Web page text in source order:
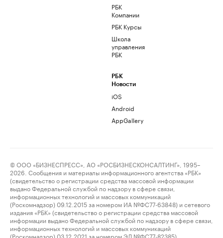
РБК
Компании
РБК Курсы
Школа
управления
РБК
РБК
Новости
iOS
Android
AppGallery
© ООО «БИЗНЕСПРЕСС», АО «РОСБИЗНЕСКОНСАЛТИНГ», 1995–
2026. Сообщения и материалы информационного агентства «РБК»
(свидетельство о регистрации средства массовой информации
выдано Федеральной службой по надзору в сфере связи,
информационных технологий и массовых коммуникаций
(Роскомнадзор) 09.12.2015 за номером ИА №ФС77-63848) и сетевого
издания «РБК» (свидетельство о регистрации средства массовой
информации выдано Федеральной службой по надзору в сфере связи,
информационных технологий и массовых коммуникаций
(Роскомнадзор) 03.12.2021 за номером ЭЛ №ФС77-82385)